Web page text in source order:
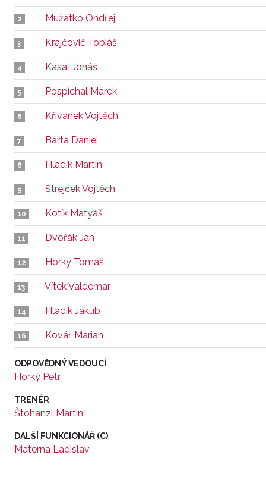
2 Mužátko Ondřej
3 Krajčovič Tobiáš
4 Kasal Jonáš
5 Pospíchal Marek
6 Křivánek Vojtěch
7 Bárta Daniel
8 Hladík Martin
9 Strejček Vojtěch
10 Kotík Matyáš
11 Dvořák Jan
12 Horký Tomáš
13 Vítek Valdemar
14 Hladík Jakub
16 Kovář Marian
ODPOVĚDNÝ VEDOUCÍ
Horký Petr
TRENÉR
Štohanzl Martin
DALŠÍ FUNKCIONÁŘ (C)
Materna Ladislav